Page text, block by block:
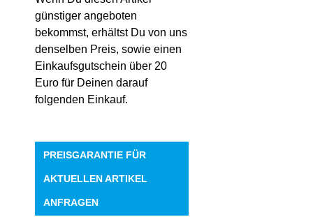
günstiger angeboten
bekommst, erhältst Du von uns
denselben Preis, sowie einen
Einkaufsgutschein über 20
Euro für Deinen darauf
folgenden Einkauf.
PREISGARANTIE FÜR
AKTUELLEN ARTIKEL
ANFRAGEN